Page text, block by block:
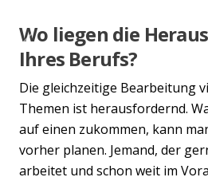
Previous
Wo liegen die
Ihres Berufs?
Die gleichzeitige Bearbeitung
Themen ist herausfordernd.
auf einen zukommen, kann
vorher planen. Jemand, der
arbeitet und schon weit im